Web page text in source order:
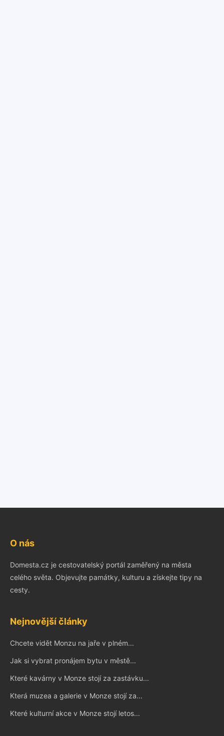
O nás
Domesta.cz je cestovatelský portál zaměřený na města
celého světa. Objevujte památky, kulturu a získejte tipy na
cesty.
Nejnovější články
Chcete vidět Monzu na jaře v plném...
Jak si vybrat pronájem bytu v městě...
Které kavárny v Monze stojí za zastávku...
Která muzea a galerie v Monze stojí za...
Které kulturní akce v Monze stojí letos...